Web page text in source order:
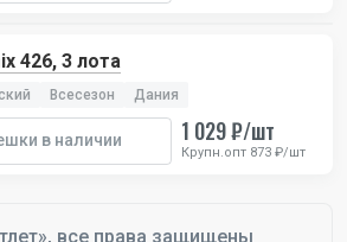
426, 3 лота
Всесезон Дания
в наличии 1 029 ₽/шт
Крупн.опт 873 ₽/шт
все права защищены